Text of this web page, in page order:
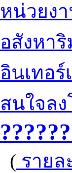
หน่วยง
อสังหา
อินเทอร์
สนใจล
( รายล